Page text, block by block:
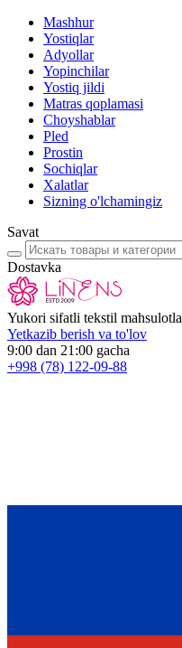
Mashhur
Yostiqlar
Adyollar
Yopinchilar
Yostiq jildi
Matras qoplamasi
Choyshablar
Pled
Prostin
Sochiqlar
Xalatlar
Sizning o'lchamingiz
Savat
Dostavka
Yukori sifatli tekstil
Yetkazib berish va to'lov
9:00 dan 21:00 gacha
+998 (78) 122-09-88